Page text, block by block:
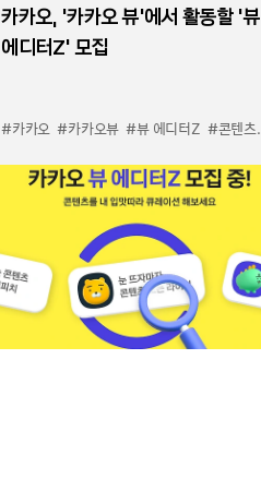
카카오, ‘카카오 뷰’에서 활동할 ‘뷰
에디터Z’ 모집
#카카오 #카카오뷰 #뷰 에디터Z #콘텐츠큐레이션서비스